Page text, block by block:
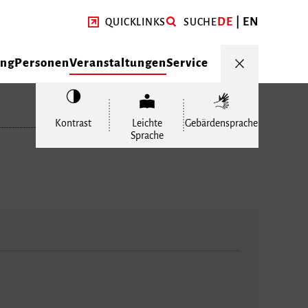
QUICKLINKS SUCHEDE EN
PersonenVeranstaltungenService
Kontrast
Leichte
Sprache
Gebärdensprache